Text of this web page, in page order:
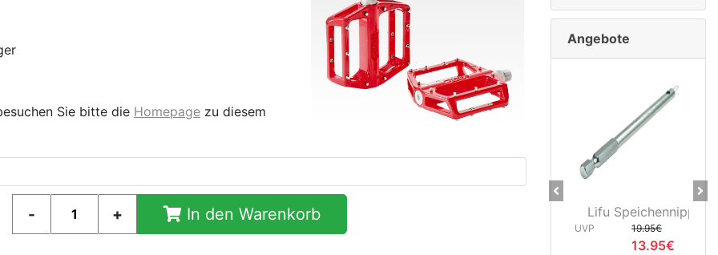
Sie bitte die Homepage zu diesem
In den Warenkorb
Angebote
Lifu Speichennippelhalter
19.95€
13.95€
CNC
UVP
Previous